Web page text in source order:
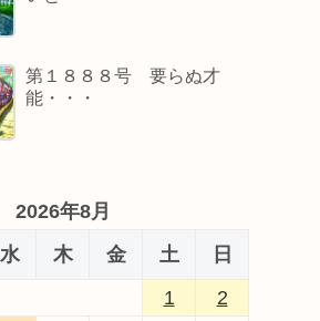
第１８８８号 要らぬ才
能・・・
2026年8月
水 木 金 土
日
1
2